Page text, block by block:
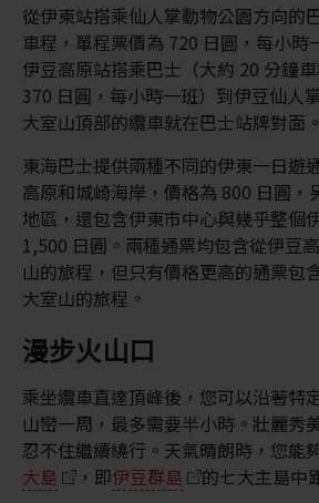
從伊東站搭乘仙人掌動物公園方向的
車程，單程票價為 720 日圓，每小時
伊豆高原站搭乘巴士（大約 20 分鐘
370 日圓，每小時一班）到伊豆仙人
大室山頂部的纜車就在巴士站牌對面。
東海巴士提供兩種不同的伊東一日遊
高原和城崎海岸，價格為 800 日圓，
地區，還包含伊東市中心與幾乎整個
1,500 日圓。兩種通票均包含從伊豆
山的旅程，但只有價格更高的通票包
大室山的旅程。
漫步火山口
乘坐纜車直達頂峰後，您可以沿著特
山巒一周，最多需要半小時。壯麗秀
忍不住繼續繞行。天氣晴朗時，您能
大島
，即伊豆群島 的七大主島中